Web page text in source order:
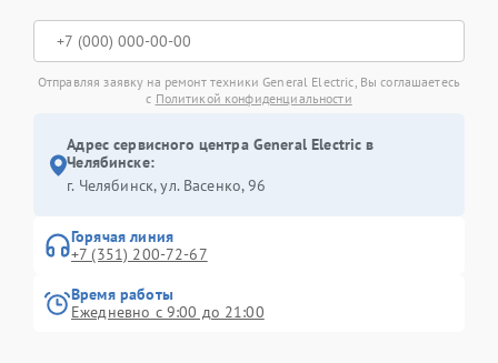
Отправляя заявку на ремонт техники General Electric, Вы соглашаетесь
с Политикой конфиденциальности
Адрес сервисного центра General Electric в
Челябинске:
г. Челябинск, ул. Васенко, 96
Горячая линия
+7 (351) 200-72-67
Время работы
Ежедневно с 9:00 до 21:00